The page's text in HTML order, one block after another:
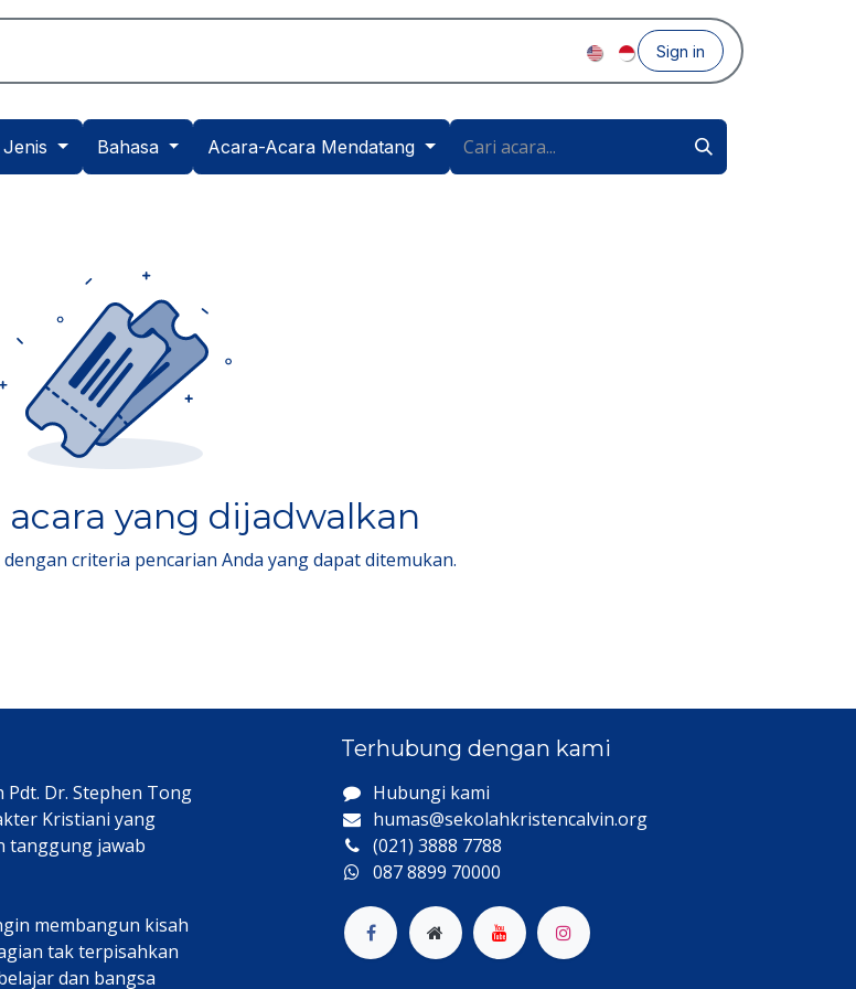
Sign in
Jenis Bahasa Acara-Acara Mendatang
yang dijadwalkan
criteria pencarian Anda yang dapat ditemukan.
Dr. Stephen Tong
Kristiani yang
tanggung jawab
membangun kisah
tak terpisahkan
dan bangsa
Terhubung dengan kami
Hubungi kami​
humas@sekolahkristencalvin.org
(021) 3888 7788
087 8899 70000